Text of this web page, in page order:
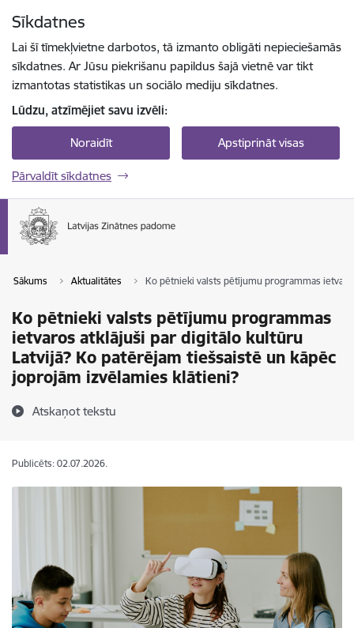
Sīkdatnes
Lai šī tīmekļvietne darbotos, tā izmanto obligāti nepieciešamās
sīkdatnes. Ar Jūsu piekrišanu papildus šajā vietnē var tikt
izmantotas statistikas un sociālo mediju sīkdatnes.
Lūdzu, atzīmējiet savu izvēli:
Noraidīt Apstiprināt visas
Pārvaldīt sīkdatnes
Sākums Aktualitātes Ko pētnieki valsts pētījumu programmas
Ko pētnieki valsts pētījumu programmas
ietvaros atklājuši par digitālo kultūru
Latvijā? Ko patērējam tiešsaistē un kāpēc
joprojām izvēlamies klātieni?
Atskaņot tekstu
Publicēts: 02.07.2026.